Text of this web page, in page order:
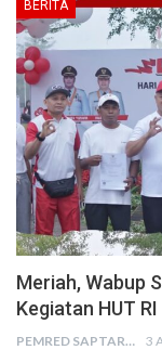
BERITA
Meriah, Wabup
Kegiatan HUT
PEMRED SAPTARIUS 3